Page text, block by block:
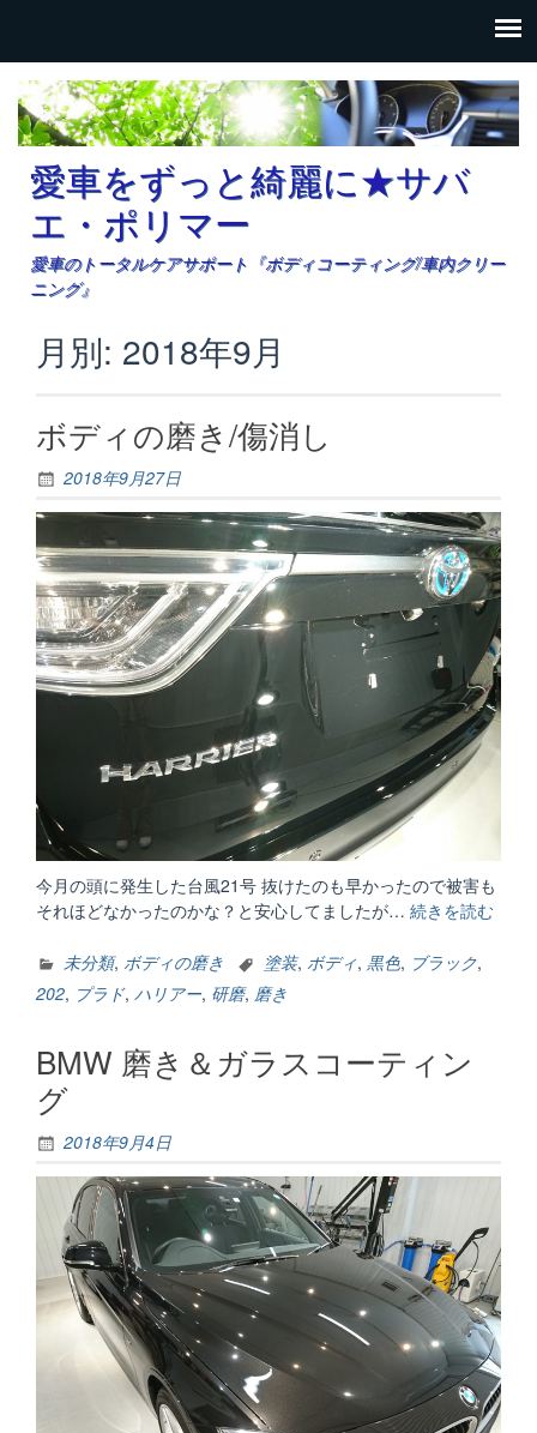
愛車をずっと綺麗に★サバ
エ・ポリマー
愛車のトータルケアサポート『ボディコーティング/車内クリー
ニング』
月別: 2018年9月
ボディの磨き/傷消し
2018年9月27日
今月の頭に発生した台風21号 抜けたのも早かったので被害も
それほどなかったのかな？と安心してましたが… 続きを読む
未分類, ボディの磨き 塗装, ボディ, 黒色, ブラック,
202, プラド, ハリアー, 研磨, 磨き
BMW 磨き＆ガラスコーティン
グ
2018年9月4日